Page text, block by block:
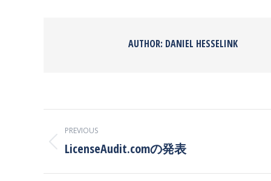
AUTHOR: DANIEL HESSELINK
POST
NAVIGATION
PREVIOUS
Previous
LicenseAudit.comの発表